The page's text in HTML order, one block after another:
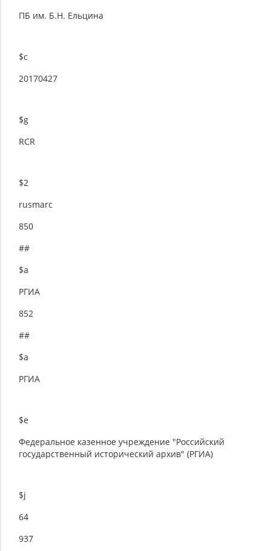
ПБ им. Б.Н. Ельцина
$c
20170427
$g
RCR
$2
rusmarc
850
##
$a
РГИА
852
##
$a
РГИА
$e
Федеральное казенное учреждение "Российский
государственный исторический архив" (РГИА)
$j
64
937